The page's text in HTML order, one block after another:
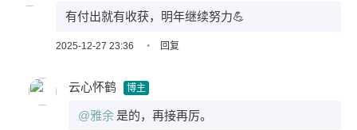
有付出就有收获，明年继续努力💪
2025-12-27 23:36 • 回复
云心怀鹤 博主
@雅余是的，再接再厉。